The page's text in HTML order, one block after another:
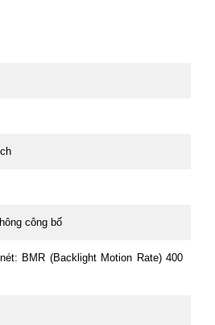
công bố
BMR (Backlight Motion Rate) 400